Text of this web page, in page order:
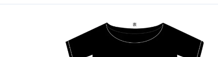
最新記事一覧
声優記事一覧